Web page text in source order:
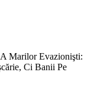
Marilor Evazionişti:
Ci Banii Pe